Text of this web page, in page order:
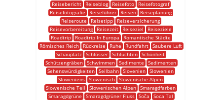
Reisebericht
Reiseblog Reisefoto
Reisefotograf
Reisefotografie
Reiseführer Reisen
Reiseplanung
Reiseroute
Reisetipp
Reiseversicherung
Reisevorbereitung
Reisezeit Reiseziel
Reiseziele
Roadtrip
Roadtrip In Europa
Romantische Städte
Römisches Reich
Rückreise Ruhe Rundfahrt
Saubere Luft
Schauplatz Schlösser Schluchten Schönheit
Schützengräben
Schwimmen Sedimente
Sedimenten
Sehenswürdigkeiten Seilbahn Slovenien Slowenien
Sloweniens Slowenisch Slowenische Alpen
Slowenische Teil
Slowenischen Alpen
Smaragdfarben
Smaragdgrüne
Smaragdgrüner Fluss Soča Soca Tal